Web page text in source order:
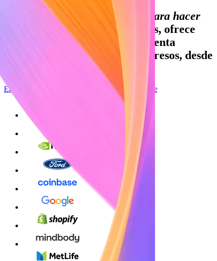
La infraestructura financiera para hacer
crecer tu negocio.
Acepta pagos, ofrece
servicios financieros e implementa
modelos personalizados de ingresos, desde
tu primera transacción.
Empieza ahora Accede con tu cuenta de Google